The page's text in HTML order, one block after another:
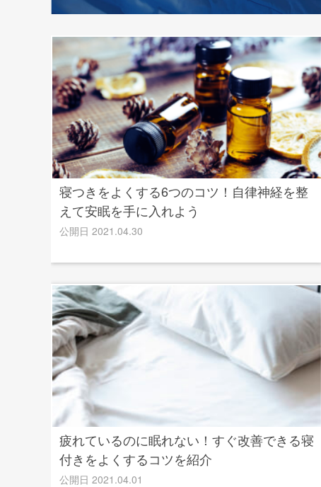
寝つきをよくする6つのコツ！自律神経を整
えて安眠を手に入れよう
公開日 2021.04.30
疲れているのに眠れない！すぐ改善できる寝
付きをよくするコツを紹介
公開日 2021.04.01